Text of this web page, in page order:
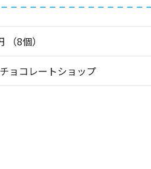
（8個）
チョコレートショップ